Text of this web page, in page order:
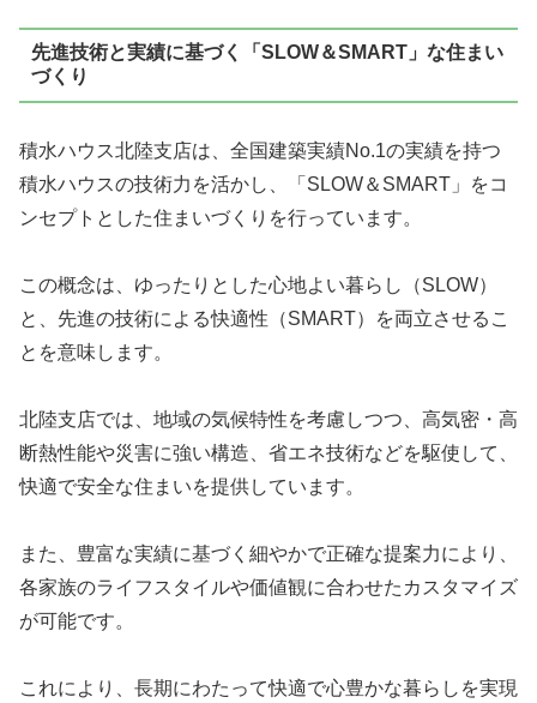
先進技術と実績に基づく「SLOW＆SMART」な住まい
づくり
積水ハウス北陸支店は、全国建築実績No.1の実績を持つ
積水ハウスの技術力を活かし、「 SLOW＆SMART 」をコ
ンセプトとした住まいづくりを行っています。
この概念は、ゆったりとした心地よい暮らし（SLOW）
と、先進の技術による快適性（SMART）を両立させるこ
とを意味します。
北陸支店では、地域の気候特性を考慮しつつ、 高気密・高
断熱性能や災害に強い構造、省エネ技術などを駆使して、
快適で安全な住まいを提供しています。
また、豊富な実績に基づく細やかで正確な提案力により、
各家族のライフスタイルや価値観に合わせたカスタマイズ
が可能です。
これにより、長期にわたって快適で心豊かな暮らしを実現